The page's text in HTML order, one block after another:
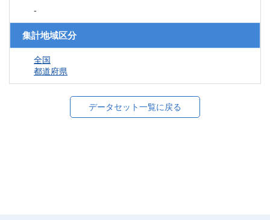
-
集計地域区分
全国
都道府県
データセット一覧に戻る